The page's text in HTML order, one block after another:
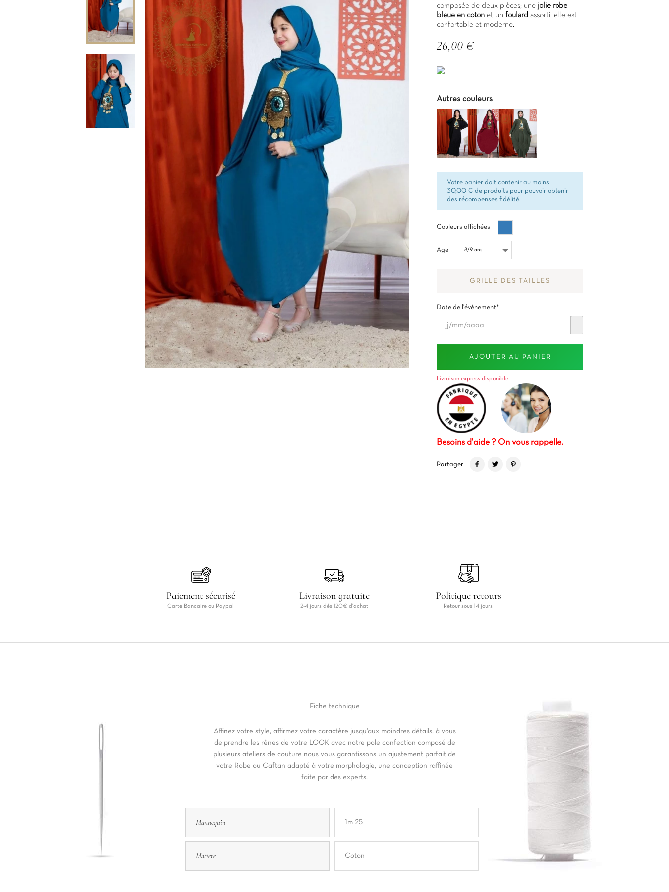
composée de deux pièces; une jolie robe
bleue en coton et un foulard assorti, elle est
confortable et moderne.
26,00 €
Autres couleurs
Votre panier doit contenir au moins
30,00 € de produits pour pouvoir obtenir
des récompenses fidélité.
Couleurs affichées
Age
GRILLE DES TAILLES
Date de l'évènement*
AJOUTER AU PANIER
Livraison express disponible
Besoins d'aide ? On vous rappelle.
Partager
Paiement sécurisé
Carte Bancaire ou Paypal
Livraison gratuite
2-4 jours dés 120€ d'achat
Politique retours
Retour sous 14 jours
Fiche technique
Affinez votre style, affirmez votre caractère jusqu'aux moindres détails, à vous
de prendre les rênes de votre LOOK avec notre pole confection composé de
plusieurs ateliers de couture nous vous garantissons un ajustement parfait de
votre Robe ou Caftan adapté à votre morphologie, une conception raffinée
faite par des experts.
Mannequin 1m 25
Matière Coton